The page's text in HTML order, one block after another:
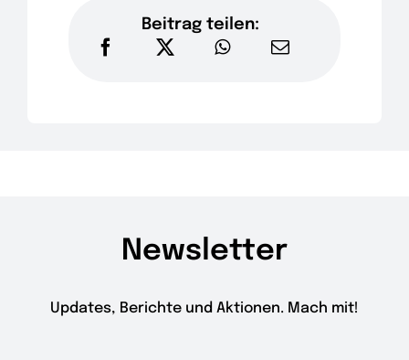
Beitrag teilen:
Newsletter
Updates, Berichte und Aktionen. Mach mit!